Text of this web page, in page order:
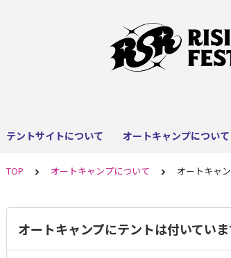
テントサイトについて オートキャンプについて
TOP オートキャンプについて オートキャ
オートキャンプにテントは付いていま